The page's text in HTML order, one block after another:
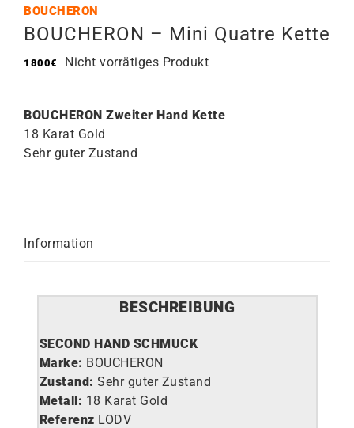
BOUCHERON
BOUCHERON – Mini Quatre Kette
1800€ Nicht vorrätiges Produkt
BOUCHERON Zweiter Hand Kette
18 Karat Gold
Sehr guter Zustand
Information
BESCHREIBUNG
SECOND HAND SCHMUCK
Marke: BOUCHERON
Zustand: Sehr guter Zustand
Metall: 18 Karat Gold
Referenz LODV